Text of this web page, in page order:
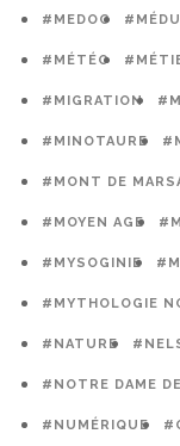
#MEDOC
#MÉTÉO
#MIGRATION
#MINOTAURE
#MONT DE
#MOYEN AGE
#MYSOGINIE
#MYTHOLOGIE
#NATURE
#NOTRE DAME
#NUMÉRIQUE